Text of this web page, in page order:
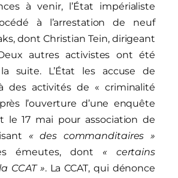
à venir, l’État impérialiste
à l’arrestation de neuf
dont Christian Tein, dirigeant
autres activistes ont été
suite. L’État les accuse de
des activités de « criminalité
l’ouverture d’une enquête
le 17 mai pour association de
« des commanditaires »
émeutes, dont « certains
CCAT ». La CCAT, qui dénonce